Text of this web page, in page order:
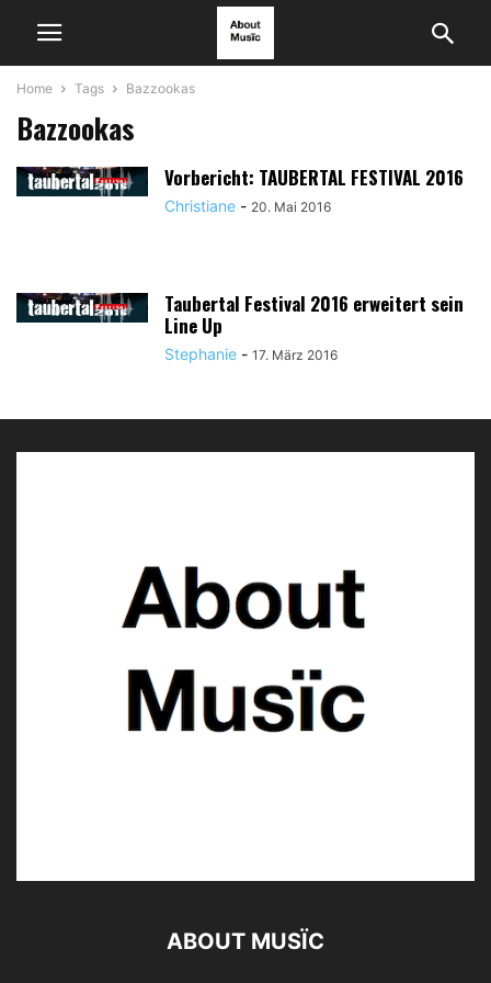
Home Tags Bazzookas
Bazzookas
Vorbericht: TAUBERTAL FESTIVAL 2016
Christiane - 20. Mai 2016
Taubertal Festival 2016 erweitert sein
Line Up
Stephanie - 17. März 2016
ABOUT MUSÏC